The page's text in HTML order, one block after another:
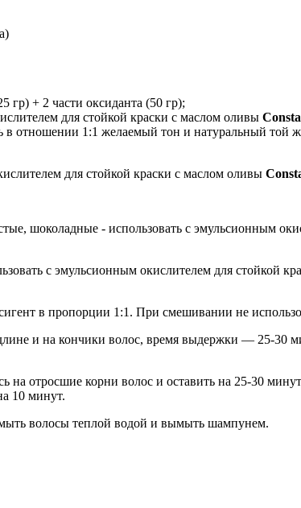
гр) + 2 части оксиданта (50 гр);
для стойкой краски с маслом оливы
отношении 1:1 желаемый тон и натуральный той
для стойкой краски с маслом оливы
шоколадные - использовать с эмульсионным
с эмульсионным окислителем для стойкой
в пропорции 1:1. При смешивании не
и на кончики волос, время выдержки — 25-30
на отросшие корни волос и оставить на 25-30
10 минут.
волосы теплой водой и вымыть шампунем.